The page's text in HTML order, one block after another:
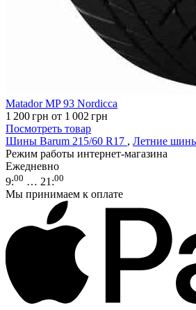
Matador MP 93 Nordicca
1 200грн от 1 002 грн
Посмотреть товар
Шины Barum 215/60 R17 , Летние
Режим работы интернет-магазина
Ежедневно
9:00 … 21:00
Мы принимаем к оплате